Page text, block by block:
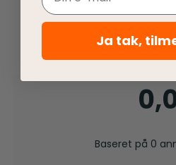
Baseret på 0
Ja tak,